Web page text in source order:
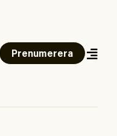
Prenumerera